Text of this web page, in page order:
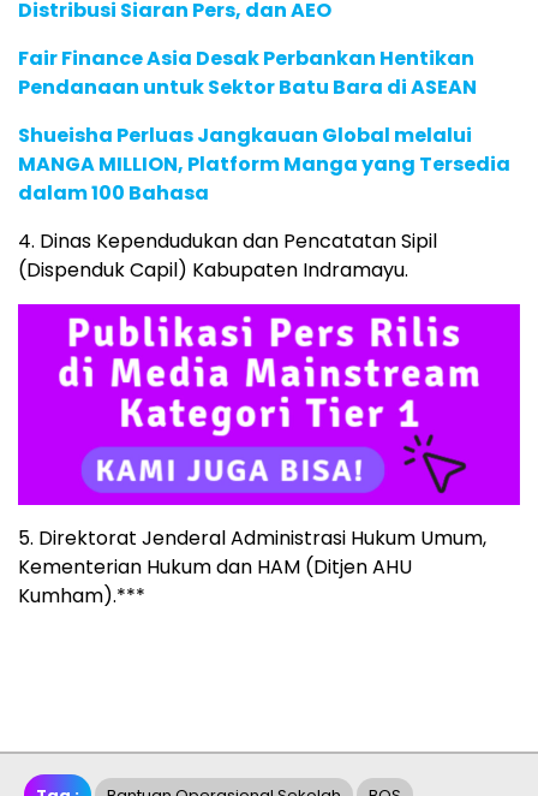
Distribusi Siaran Pers, dan AEO
Fair Finance Asia Desak Perbankan Hentikan
Pendanaan untuk Sektor Batu Bara di ASEAN
Shueisha Perluas Jangkauan Global melalui
MANGA MILLION, Platform Manga yang Tersedia
dalam 100 Bahasa
4. Dinas Kependudukan dan Pencatatan Sipil
(Dispenduk Capil) Kabupaten Indramayu.
5. Direktorat Jenderal Administrasi Hukum Umum,
Kementerian Hukum dan HAM (Ditjen AHU
Kumham).***